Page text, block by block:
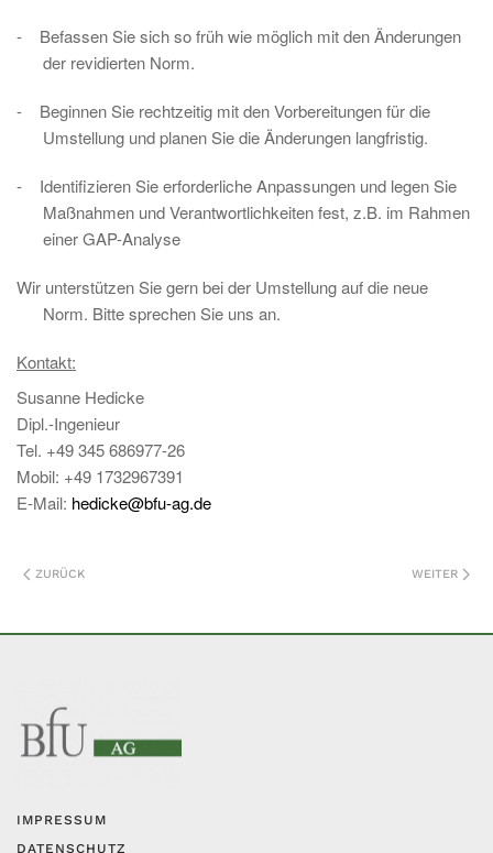
-
Befassen Sie sich so früh wie möglich mit den Änderungen
der revidierten Norm.
-
Beginnen Sie rechtzeitig mit den Vorbereitungen für die
Umstellung und planen Sie die Änderungen langfristig.
-
Identifizieren Sie erforderliche Anpassungen und legen Sie
Maßnahmen und Verantwortlichkeiten fest, z.B. im Rahmen
einer GAP-Analyse
Wir unterstützen Sie gern bei der Umstellung auf die neue
Norm. Bitte sprechen Sie uns an.
Kontakt:
Susanne Hedicke
Dipl.-Ingenieur
Tel. +49 345 686977-26
Mobil: +49 1732967391
E-Mail: hedicke@bfu-ag.de
ZURÜCK WEITER
IMPRESSUM
DATENSCHUTZ